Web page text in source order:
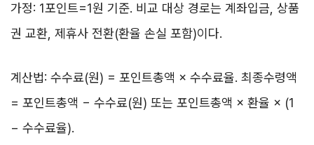
가정: 1포인트=1원 기준. 비교 대상 경로는 계좌입금, 상품
권 교환, 제휴사 전환(환율 손실 포함)이다.
계산법: 수수료(원) = 포인트총액 × 수수료율. 최종수령액
= 포인트총액 − 수수료(원) 또는 포인트총액 × 환율 × (1
− 수수료율).